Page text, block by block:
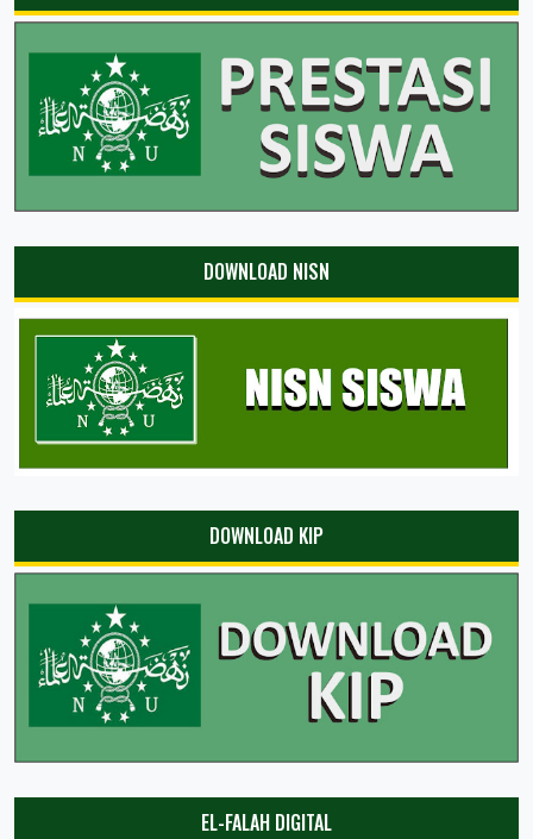
DOWNLOAD NISN
DOWNLOAD KIP
EL-FALAH DIGITAL